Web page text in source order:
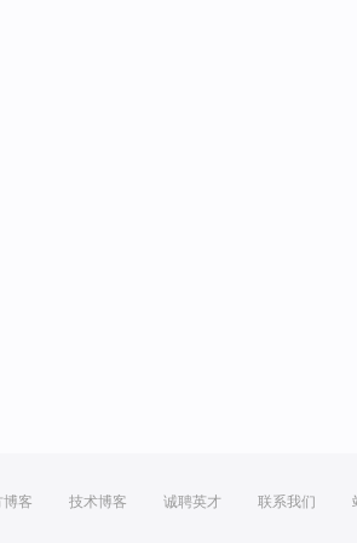
博客 技术博客 诚聘英才 联系我们